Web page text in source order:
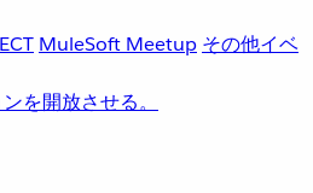
MuleSoft Meetup その他イベ